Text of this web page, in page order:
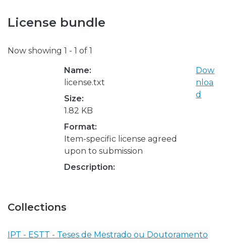
License bundle
Now showing 1 - 1 of 1
Name:
license.txt
Size:
1.82 KB
Format:
Item-specific license agreed
upon to submission
Description:
Dow
nloa
d
Collections
IPT - ESTT - Teses de Mestrado ou Doutoramento